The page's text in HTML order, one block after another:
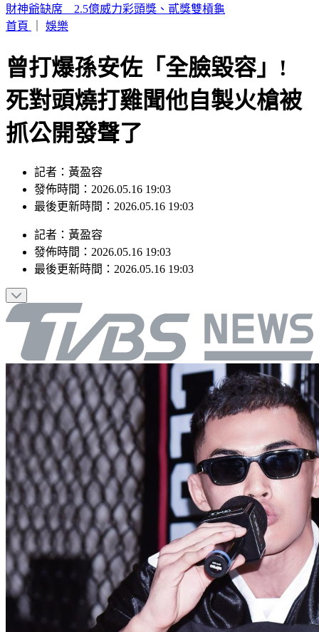
富比士富豪榜大洗牌 「川湖」林聰吉登台灣首富
首頁
娛樂
曾打爆孫安佐「全臉毀容」!
死對頭燒打雞聞他自製火槍被
抓公開發聲了
記者：黃盈容
發佈時間：2026.05.16 19:03
最後更新時間：2026.05.16 19:03
記者 ： 黃盈容
發佈時間： 2026.05.16 19:03
最後更新時間： 2026.05.16 19:03